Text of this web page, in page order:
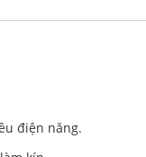
điện năng.